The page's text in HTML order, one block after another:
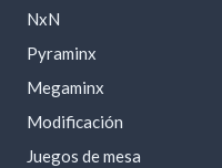
NxN
Pyraminx
Megaminx
Modificación
Juegos de mesa